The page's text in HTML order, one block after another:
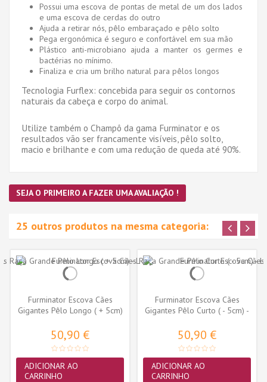
Possui uma escova de pontas de metal de um dos lados
e uma escova de cerdas do outro
Ajuda a retirar nós, pêlo embaraçado e pêlo solto
Pega ergonómica é seguro e confortável em sua mão
Plástico anti-microbiano ajuda a manter os germes e
bactérias no mínimo.
Finaliza e cria um brilho natural para pêlos longos
Tecnologia Furflex: concebida para seguir os contornos
naturais da cabeça e corpo do animal.
Utilize também o Champô da gama Furminator e os
resultados vão ser francamente visíveis, pêlo solto,
macio e brilhante e com uma redução de queda até 90%.
SEJA O PRIMEIRO A FAZER UMA AVALIAÇÃO !
25 outros produtos na mesma categoria:
Furminator Escova Cães
Gigantes Pêlo Longo ( + 5cm)
50,90 €
ADICIONAR AO
CARRINHO
Furminator Escova Cães
Gigantes Pêlo Curto ( - 5cm) -
50,90 €
ADICIONAR AO
CARRINHO